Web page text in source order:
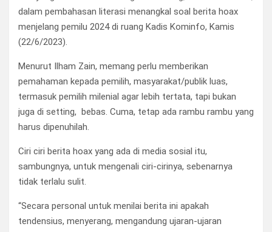
dalam pembahasan literasi menangkal soal berita hoax
menjelang pemilu 2024 di ruang Kadis Kominfo, Kamis
(22/6/2023).
Menurut Ilham Zain, memang perlu memberikan
pemahaman kepada pemilih, masyarakat/publik luas,
termasuk pemilih milenial agar lebih tertata, tapi bukan
juga di setting, bebas. Cuma, tetap ada rambu rambu yang
harus dipenuhilah.
Ciri ciri berita hoax yang ada di media sosial itu,
sambungnya, untuk mengenali ciri-cirinya, sebenarnya
tidak terlalu sulit.
“Secara personal untuk menilai berita ini apakah
tendensius, menyerang, mengandung ujaran-ujaran